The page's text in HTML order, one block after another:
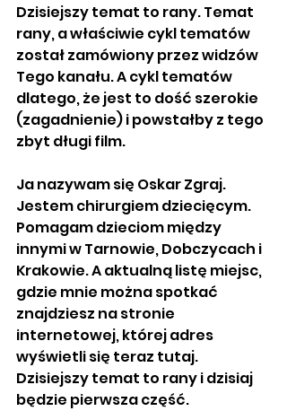
Dzisiejszy temat to rany. Temat
rany, a właściwie cykl tematów
został zamówiony przez widzów
Tego kanału. A cykl tematów
dlatego, że jest to dość szerokie
(zagadnienie) i powstałby z tego
zbyt długi film.
Ja nazywam się Oskar Zgraj.
Jestem chirurgiem dziecięcym.
Pomagam dzieciom między
innymi w Tarnowie, Dobczycach i
Krakowie. A aktualną listę miejsc,
gdzie mnie można spotkać
znajdziesz na stronie
internetowej, której adres
wyświetli się teraz tutaj.
Dzisiejszy temat to rany i dzisiaj
będzie pierwsza część.